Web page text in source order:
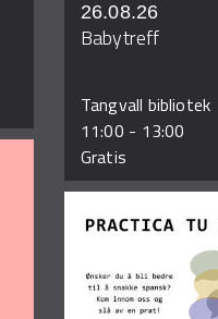
26.08.26
Babytreff
Tangvall bibliotek
11:00 - 13:00
Gratis